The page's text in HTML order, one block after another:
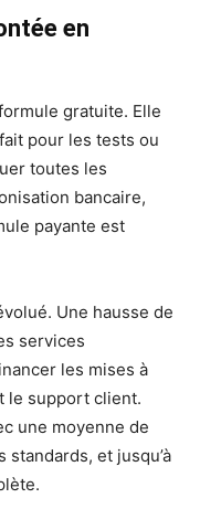
en
gratuite. Elle
pour les tests ou
toutes les
bancaire,
payante est
Une hausse de
services
les mises à
le support client.
une moyenne de
standards, et jusqu’à